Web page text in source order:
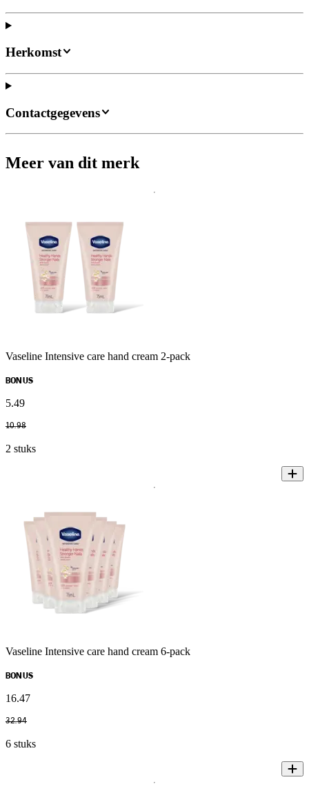
Herkomst
Contactgegevens
Meer van dit merk
Vaseline Intensive care hand cream 2-pack
BONUS
5.49
10.98
2 stuks
Vaseline Intensive care hand cream 6-pack
BONUS
16.47
32.94
6 stuks